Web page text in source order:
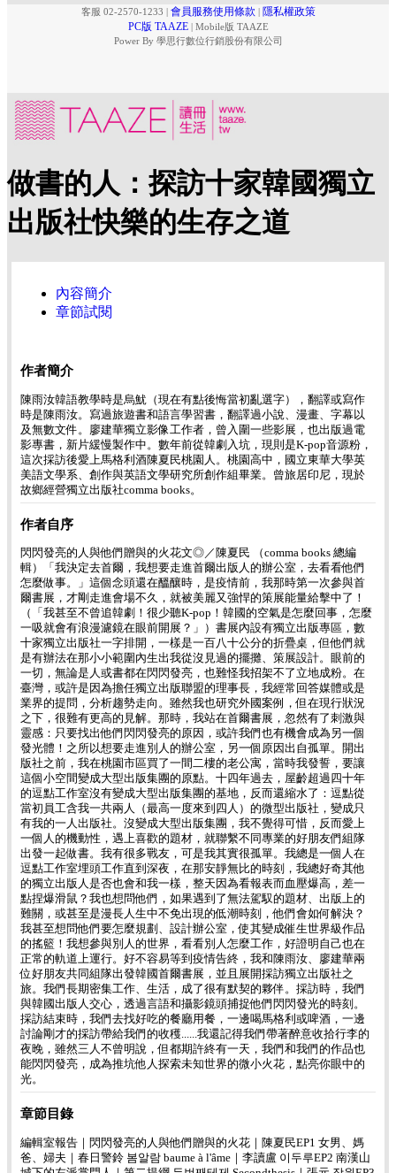
客服 02-2570-1233 | 會員服務使用條款 | 隱私權政策
PC版 TAAZE | Mobile版 TAAZE
Power By 學思行數位行銷股份有限公司
做書的人：探訪十家韓國獨立
出版社快樂的生存之道
內容簡介
章節試閱
作者簡介
陳雨汝韓語教學時是烏魷（現在有點後悔當初亂選字），翻譯或寫作
時是陳雨汝。寫過旅遊書和語言學習書，翻譯過小說、漫畫、字幕以
及無數文件。廖建華獨立影像工作者，曾入圍一些影展，也出版過電
影專書，新片緩慢製作中。數年前從韓劇入坑，現則是K-pop音源粉，
這次採訪後愛上馬格利酒陳夏民桃園人。桃園高中，國立東華大學英
美語文學系、創作與英語文學研究所創作組畢業。曾旅居印尼，現於
故鄉經營獨立出版社comma books。
作者自序
閃閃發亮的人與他們贈與的火花文◎／陳夏民 （comma books 總編
輯）「我決定去首爾，我想要走進首爾出版人的辦公室，去看看他們
怎麼做事。」這個念頭還在醞釀時，是疫情前，我那時第一次參與首
爾書展，才剛走進會場不久，就被美麗又強悍的策展能量給擊中了！
（「我甚至不曾追韓劇！很少聽K-pop！韓國的空氣是怎麼回事，怎麼
一吸就會有浪漫濾鏡在眼前開展？」）書展內設有獨立出版專區，數
十家獨立出版社一字排開，一樣是一百八十公分的折疊桌，但他們就
是有辦法在那小小範圍內生出我從沒見過的擺攤、策展設計。眼前的
一切，無論是人或書都在閃閃發亮，也難怪我招架不了立地成粉。在
臺灣，或許是因為擔任獨立出版聯盟的理事長，我經常回答媒體或是
業界的提問，分析趨勢走向。雖然我也研究外國案例，但在現行狀況
之下，很難有更高的見解。那時，我站在首爾書展，忽然有了刺激與
靈感：只要找出他們閃閃發亮的原因，或許我們也有機會成為另一個
發光體！之所以想要走進別人的辦公室，另一個原因出自孤單。開出
版社之前，我在桃園市區買了一間二樓的老公寓，當時我發誓，要讓
這個小空間變成大型出版集團的原點。十四年過去，屋齡超過四十年
的逗點工作室沒有變成大型出版集團的基地，反而還縮水了：逗點從
當初員工含我一共兩人（最高一度來到四人）的微型出版社，變成只
有我的一人出版社。沒變成大型出版集團，我不覺得可惜，反而愛上
一個人的機動性，遇上喜歡的題材，就聯繫不同專業的好朋友們組隊
出發一起做書。我有很多戰友，可是我其實很孤單。我總是一個人在
逗點工作室埋頭工作直到深夜，在那安靜無比的時刻，我總好奇其他
的獨立出版人是否也會和我一樣，整天因為看報表而血壓爆高，差一
點捏爆滑鼠？我也想問他們，如果遇到了無法駕馭的題材、出版上的
難關，或甚至是漫長人生中不免出現的低潮時刻，他們會如何解決？
我甚至想問他們要怎麼規劃、設計辦公室，使其變成催生世界級作品
的搖籃！我想參與別人的世界，看看別人怎麼工作，好證明自己也在
正常的軌道上運行。好不容易等到疫情告終，我和陳雨汝、廖建華兩
位好朋友共同組隊出發韓國首爾書展，並且展開採訪獨立出版社之
旅。我們長期密集工作、生活，成了很有默契的夥伴。採訪時，我們
與韓國出版人交心，透過言語和攝影鏡頭捕捉他們閃閃發光的時刻。
採訪結束時，我們去找好吃的餐廳用餐，一邊喝馬格利或啤酒，一邊
討論剛才的採訪帶給我們的收穫......我還記得我們帶著醉意收拾行李的
夜晚，雖然三人不曾明說，但都期許終有一天，我們和我們的作品也
能閃閃發亮，成為推坑他人探索未知世界的微小火花，點亮你眼中的
光。
章節目錄
編輯室報告｜閃閃發亮的人與他們贈與的火花｜陳夏民EP1 女男、媽
爸、婦夫｜春日警鈴 봄알람 baume à l'âme｜李讀盧 이두루EP2 南漢山